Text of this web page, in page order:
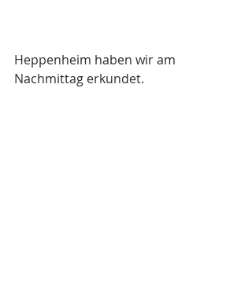
Heppenheim haben wir am
Nachmittag erkundet.